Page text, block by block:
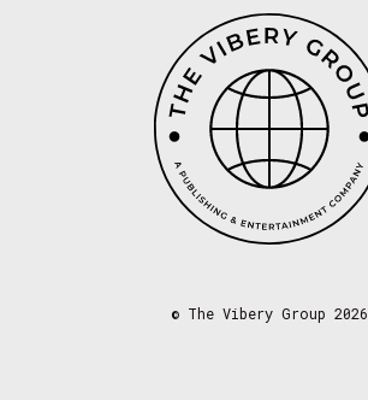
© The Vibery Group 2026